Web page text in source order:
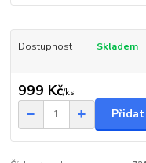
Dostupnost Skladem
999 Kč/ks